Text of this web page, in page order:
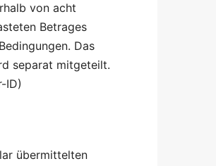
von acht
Betrages
Das
separat mitgeteilt.
ID)
übermittelten